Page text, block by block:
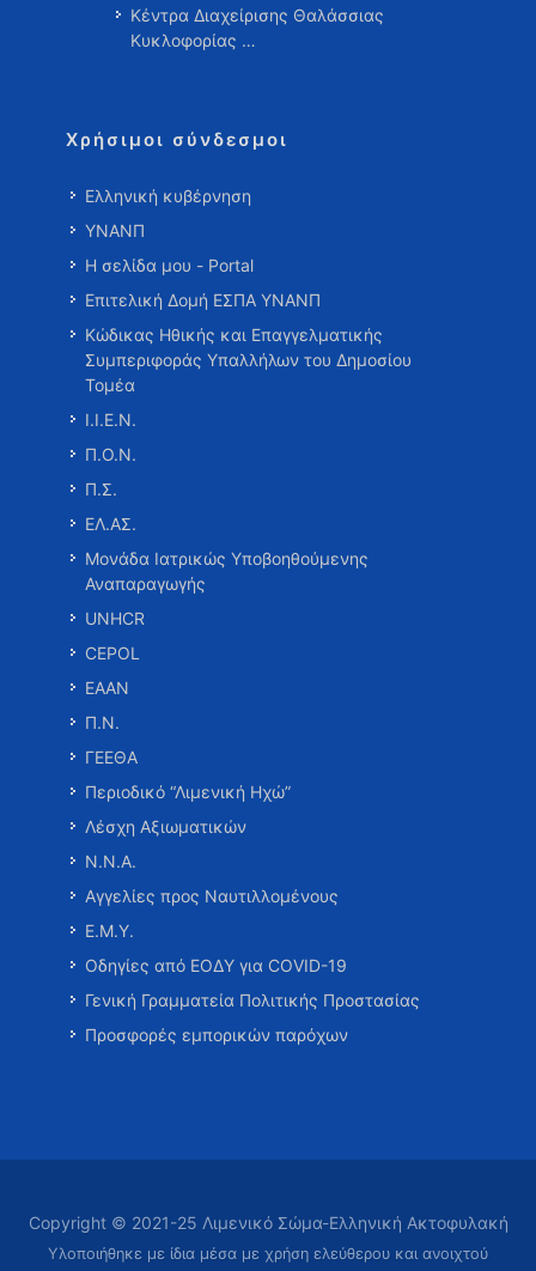
Κέντρα Διαχείρισης Θαλάσσιας
Κυκλοφορίας …
Χρήσιμοι σύνδεσμοι
Ελληνική κυβέρνηση
ΥΝΑΝΠ
Η σελίδα μου - Portal
Επιτελική Δομή ΕΣΠΑ ΥΝΑΝΠ
Κώδικας Ηθικής και Επαγγελματικής
Συμπεριφοράς Υπαλλήλων του Δημοσίου
Τομέα
Ι.Ι.Ε.Ν.
Π.Ο.Ν.
Π.Σ.
ΕΛ.ΑΣ.
Μονάδα Ιατρικώς Υποβοηθούμενης
Αναπαραγωγής
UNHCR
CEPOL
ΕΑΑΝ
Π.Ν.
ΓΕΕΘΑ
Περιοδικό “Λιμενική Ηχώ”
Λέσχη Αξιωματικών
Ν.Ν.Α.
Αγγελίες προς Ναυτιλλομένους
Ε.Μ.Υ.
Οδηγίες από ΕΟΔΥ για COVID-19
Γενική Γραμματεία Πολιτικής Προστασίας
Προσφορές εμπορικών παρόχων
Copyright © 2021-25 Λιμενικό Σώμα-Ελληνική Ακτοφυλακή
Υλοποιήθηκε με ίδια μέσα με χρήση ελεύθερου και ανοιχτού